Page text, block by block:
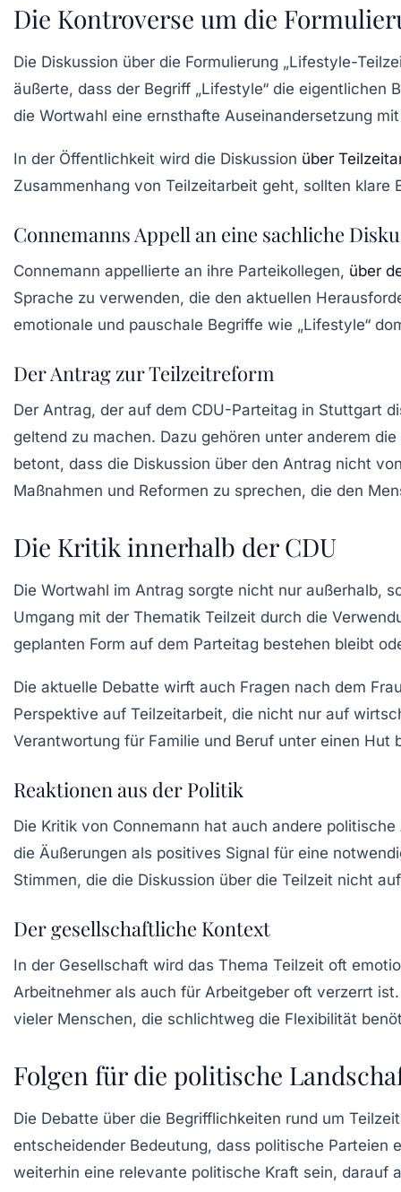
Die Kontroverse um die
Die Diskussion über die Formulierung „Lifestyle-
äußerte, dass der Begriff „Lifestyle“ die
die Wortwahl eine ernsthafte Auseinandersetzung
In der Öffentlichkeit wird die Diskussion über
Zusammenhang von Teilzeitarbeit geht, sollten
Connemanns Appell an eine sachliche
Connemann appellierte an ihre Parteikollegen, über
Sprache zu verwenden, die den aktuellen
emotionale und pauschale Begriffe wie „Lifestyle“
Der Antrag zur Teilzeitreform
Der Antrag, der auf dem CDU-Parteitag in Stuttgart
geltend zu machen. Dazu gehören unter anderem
betont, dass die Diskussion über den Antrag nicht
Maßnahmen und Reformen zu sprechen, die den
Die Kritik innerhalb der CDU
Die Wortwahl im Antrag sorgte nicht nur außerhalb,
Umgang mit der Thematik Teilzeit durch die
geplanten Form auf dem Parteitag bestehen bleibt
Die aktuelle Debatte wirft auch Fragen nach dem
Perspektive auf Teilzeitarbeit, die nicht nur auf
Verantwortung für Familie und Beruf unter einen Hut
Reaktionen aus der Politik
Die Kritik von Connemann hat auch andere
die Äußerungen als positives Signal für eine
Stimmen, die die Diskussion über die Teilzeit nicht
Der gesellschaftliche Kontext
In der Gesellschaft wird das Thema Teilzeit oft
Arbeitnehmer als auch für Arbeitgeber oft verzerrt
vieler Menschen, die schlichtweg die Flexibilität
Folgen für die politische
Die Debatte über die Begrifflichkeiten rund um
entscheidender Bedeutung, dass politische Parteien
weiterhin eine relevante politische Kraft sein, darauf